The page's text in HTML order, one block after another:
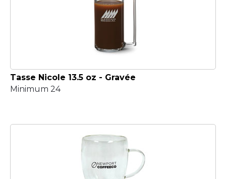
Tasse Nicole 13.5 oz - Gravée
Minimum 24